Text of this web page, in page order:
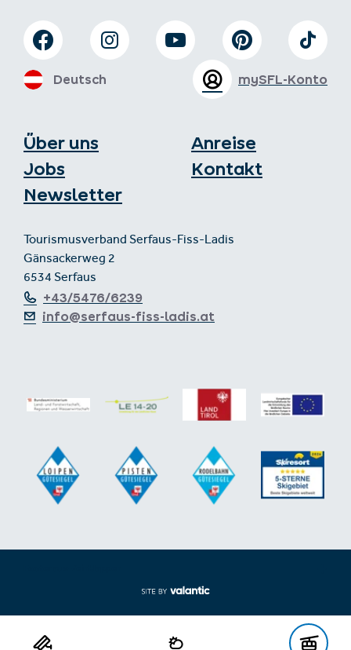
Über uns
Jobs
Newsletter
Anreise
Kontakt
Tourismusverband Serfaus-Fiss-Ladis
Gänsackerweg 2
6534 Serfaus
+43/5476/6239
info@serfaus-fiss-ladis.at
mySFL-Konto
Deutsch